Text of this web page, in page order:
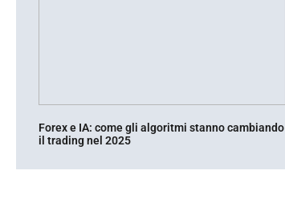
Forex e IA: come gli algoritmi stanno cambiando
il trading nel 2025